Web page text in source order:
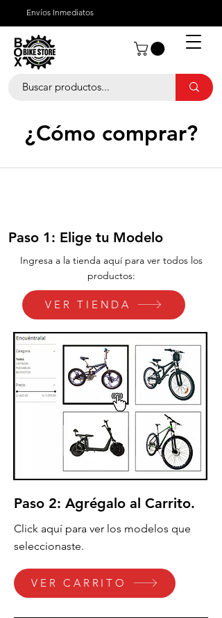
Envíos Inmediatos
¿Cómo comprar?
Paso 1: Elige tu Modelo
Ingresa a la tienda aquí para ver todos los
productos:
VER TIENDA
Paso 2: Agrégalo al Carrito.
Click aquí para ver los modelos que
seleccionaste.
VER CARRITO